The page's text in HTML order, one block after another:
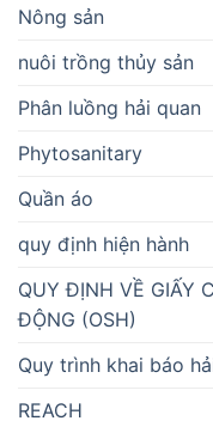
Nông sản
nuôi trồng thủy sản
Phân luồng hải quan
Phytosanitary
Quần áo
quy định hiện hành
QUY ĐỊNH VỀ GIẤY
ĐỘNG (OSH)
Quy trình khai báo
REACH